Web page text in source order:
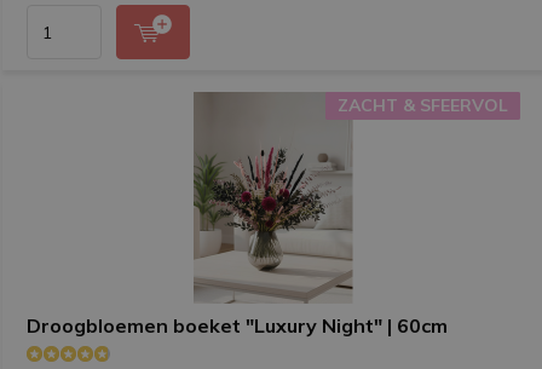
Droogbloemen boeket "Luxury Night" | 60cm
ZACHT & SFEERVOL
ZACHT & SFEERVOL